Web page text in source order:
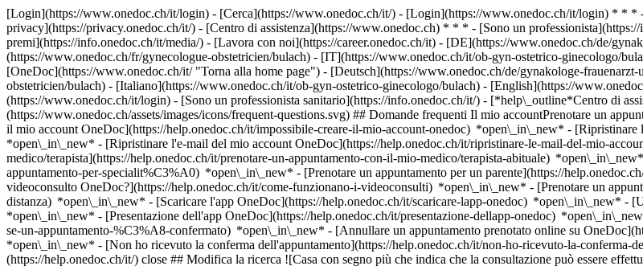
[Login](https://www.onedoc.ch/it/login) - [Cerca](https://www.onedoc.ch/it/) - [Login](https://www.onedoc.ch/it/login) * * *
privacy](https://privacy.onedoc.ch/it/) - [Centro di assistenza](https://www.onedoc.ch) * * * - [Sono un
premi](https://info.onedoc.ch/it/media/) - [Lavora con noi](https://career.onedoc.ch/it) - [DE](https://www.onedoc.ch/de/
(https://www.onedoc.ch/fr/gynecologue-obstetricien/bulach) - [IT](https://www.onedoc.ch/it/ob-gyn-ostetrico-ginecologo/
[OneDoc](https://www.onedoc.ch/it/ "Torna alla home page") - [Deutsch](https://www.onedoc.ch/de/gynakologe-
obstetricien/bulach) - [Italiano](https://www.onedoc.ch/it/ob-gyn-ostetrico-ginecologo/bulach) - [English](https://
(https://www.onedoc.ch/it/login) - [Sono un professionista sanitario](https://info.onedoc.ch/it/) - [*help\_outline*Centro di
(https://www.onedoc.ch/assets/images/icons/frequent-questions.svg) ## Domande frequenti Il mio accountPrenotare un
il mio account OneDoc](https://help.onedoc.ch/it/impossibile-creare-il-mio-account-onedoc) *open\_in\_new* -
*open\_in\_new* - [Ripristinare l'e-mail del mio account OneDoc](https://help.onedoc.ch/it/ripristinare-le-mail-del-mio-
medico/terapista](https://help.onedoc.ch/it/prenotare-un-appuntamento-con-il-mio-medico/terapista-abituale)
appuntamento-per-specialit%C3%A0) *open\_in\_new* - [Prenotare un appuntamento per un parente](https://
videoconsulto OneDoc?](https://help.onedoc.ch/it/come-funzionano-i-videoconsulti) *open\_in\_new* - [Prenotare un
distanza) *open\_in\_new* - [Scaricare l'app OneDoc](https://help.onedoc.ch/it/scaricare-lapp-onedoc) *open\_in\_new* -
*open\_in\_new* - [Presentazione dell'app OneDoc](https://help.onedoc.ch/it/presentazione-dellapp-onedoc)